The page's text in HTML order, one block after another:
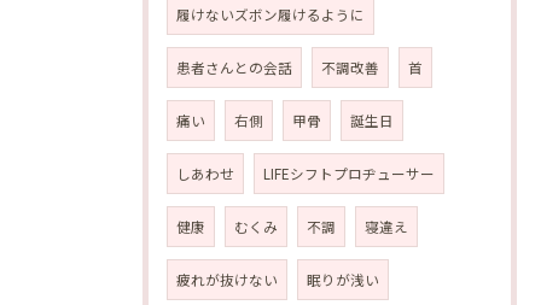
履けないズボン履けるように
患者さんとの会話 不調改善 首
痛い 右側 甲骨 誕生日
しあわせ LIFEシフトプロヂューサー
健康 むくみ 不調 寝違え
疲れが抜けない 眠りが浅い